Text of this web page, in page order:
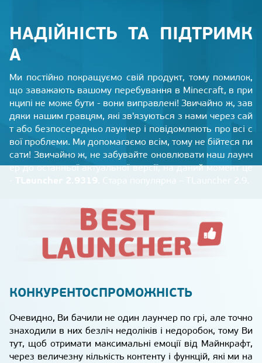
НАДІЙНІСТЬ ТА ПІДТРИМК
А
Ми постійно покращуємо свій продукт, тому помилок,
що заважають вашому перебування в Minecraft, в при
нципі не може бути - вони виправлені! Звичайно ж, зав
дяки нашим гравцям, які зв'язуються з нами через сай
т або безпосередньо лаунчер і повідомляють про всі с
вої проблеми. Ми допомагаємо всім, тому не бійтеся пи
сати! Звичайно ж, не забувайте оновлювати наш лаунч
ер до останньої актуальної версії, на даний момент це
КОНКУРЕНТОСПРОМОЖНІСТЬ
Очевидно, Ви бачили не один лаунчер по грі, але точно
знаходили в них безліч недоліків і недоробок, тому Ви
тут, щоб отримати максимальні емоції від Майнкрафт,
через величезну кількість контенту і функцій, які ми на